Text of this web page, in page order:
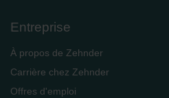
Entreprise
À propos de Zehnder
Carrière chez Zehnder
Offres d'emploi